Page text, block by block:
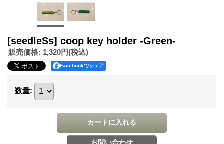
[seedleSs] coop key holder -Green-
販売価格: 1,320円(税込)
Facebookでシェア
数量: